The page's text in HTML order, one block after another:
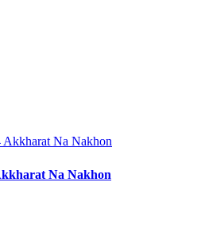
Na Nakhon